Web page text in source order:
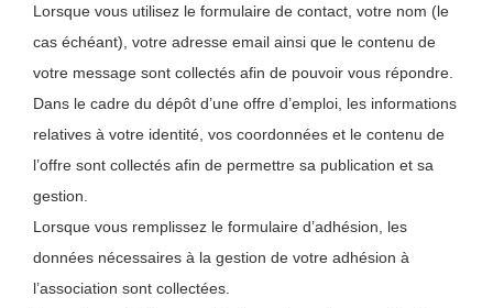
Contact
Lorsque vous utilisez le formulaire de contact, votre nom (le
cas échéant), votre adresse email ainsi que le contenu de
votre message sont collectés afin de pouvoir vous répondre.
Dans le cadre du dépôt d’une offre d’emploi, les informations
relatives à votre identité, vos coordonnées et le contenu de
l’offre sont collectés afin de permettre sa publication et sa
gestion.
Lorsque vous remplissez le formulaire d’adhésion, les
données nécessaires à la gestion de votre adhésion à
l’association sont collectées.